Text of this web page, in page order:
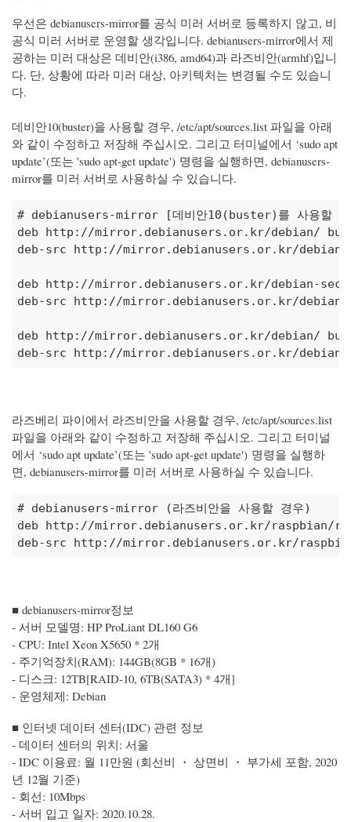
우선은 debianusers-mirror를 공식 미러 서버로 등록하지 않고, 비
공식 미러 서버로 운영할 생각입니다. debianusers-mirror에서 제
공하는 미러 대상은 데비안(i386, amd64)과 라즈비안(armhf)입니
다. 단, 상황에 따라 미러 대상, 아키텍처는 변경될 수도 있습니
다.
데비안10(buster)을 사용할 경우, /etc/apt/sources.list 파일을 아래
와 같이 수정하고 저장해 주십시오. 그리고 터미널에서 ‘sudo apt
update’(또는 'sudo apt-get update') 명령을 실행하면, debianusers-
mirror를 미러 서버로 사용하실 수 있습니다.
# debianusers-mirror [데비안10(buster)를 사용할
deb http://mirror.debianusers.or.kr/debian/
deb-src http://mirror.debianusers.or.kr/debian/
deb http://mirror.debianusers.or.kr/debian-
deb-src http://mirror.debianusers.or.kr/debian-
deb http://mirror.debianusers.or.kr/debian/
deb-src http://mirror.debianusers.or.kr/debian/
라즈베리 파이에서 라즈비안을 사용할 경우, /etc/apt/sources.list
파일을 아래와 같이 수정하고 저장해 주십시오. 그리고 터미널
에서 ‘sudo apt update’(또는 'sudo apt-get update') 명령을 실행하
면, debianusers-mirror를 미러 서버로 사용하실 수 있습니다.
# debianusers-mirror (라즈비안을 사용할 경우)
deb http://mirror.debianusers.or.kr/raspbian/
deb-src http://mirror.debianusers.or.kr/
■ debianusers-mirror정보
- 서버 모델명: HP ProLiant DL160 G6
- CPU: Intel Xeon X5650 * 2개
- 주기억장치(RAM): 144GB(8GB * 16개)
- 디스크: 12TB[RAID-10, 6TB(SATA3) * 4개]
- 운영체제: Debian
■ 인터넷 데이터 센터(IDC) 관련 정보
- 데이터 센터의 위치: 서울
- IDC 이용료: 월 11만원 (회선비 ・ 상면비 ・ 부가세 포함, 2020
년 12월 기준)
- 회선: 10Mbps
- 서버 입고 일자: 2020.10.28.